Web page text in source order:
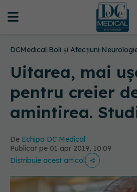
DCMedical›Boli și Afecțiuni›
Uitarea, mai
pentru creier
amintirea.
De Echipa DC Medical
Publicat pe 01 apr 2019, 10:09
Distribuie acest articol